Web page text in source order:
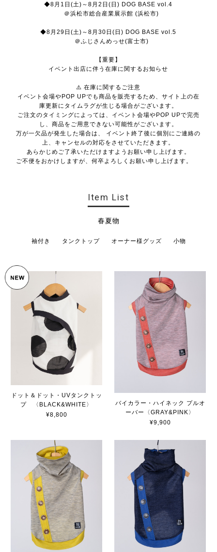
◆8月1日(土)～8月2日(日) DOG BASE vol.4
＠浜松市総合産業展示館 (浜松市)
◆8月29日(土)～8月30日(日) DOG BASE vol.5
＠ふじさんめっせ(富士市)
【重要】
イベント出店に伴う在庫に関するお知らせ
⚠️ 在庫に関するご注意
イベント会場やPOP UPでも商品を販売するため、サイト上の在
庫更新にタイムラグが生じる場合がございます。
ご注文のタイミングによっては、イベント会場やPOP UPで完売
し、商品をご用意できない可能性がございます。
万が一欠品が発生した場合は、 イベント終了後に個別にご連絡の
上、キャンセルの対応をさせていただきます。
あらかじめご了承いただけますようお願い申し上げます。
ご不便をおかけしますが、何卒よろしくお願い申し上げます。
Item List
春夏物
袖付き タンクトップ オーナー様グッズ 小物
ドット＆ドット・UVタンクトッ
プ 〈BLACK&WHITE〉
¥8,800
バイカラー・ハイネック プルオ
ーバー〈GRAY&PINK〉
¥9,900